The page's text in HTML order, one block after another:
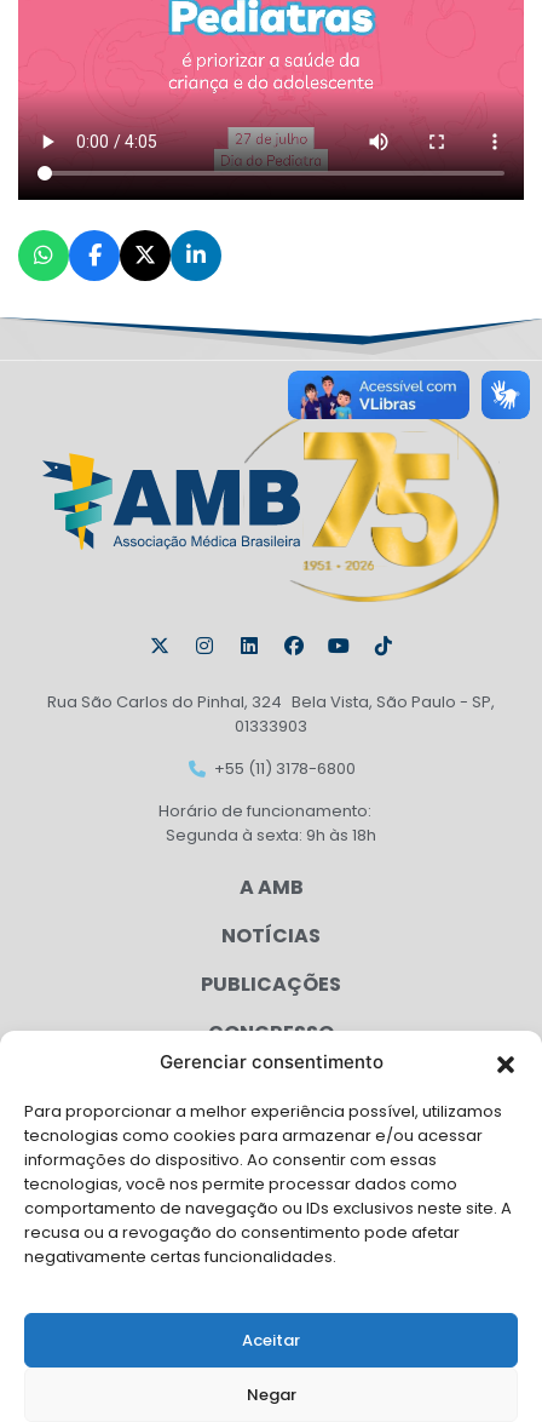
Gerenciar consentimento
Para proporcionar a melhor experiência possível, utilizamos
tecnologias como cookies para armazenar e/ou acessar
informações do dispositivo. Ao consentir com essas
tecnologias, você nos permite processar dados como
comportamento de navegação ou IDs exclusivos neste site. A
recusa ou a revogação do consentimento pode afetar
negativamente certas funcionalidades.
Aceitar
Negar
Rua São Carlos do Pinhal, 324 Bela Vista, São Paulo - SP,
01333903
+55 (11) 3178-6800
Horário de funcionamento:
Segunda à sexta: 9h às 18h
A AMB
NOTÍCIAS
PUBLICAÇÕES
CONGRESSO
CAMPANHAS
SERVIÇOS
FILIADAS
FALE CONOSCO
Solicite Apoio Institucional da AMB para o seu evento